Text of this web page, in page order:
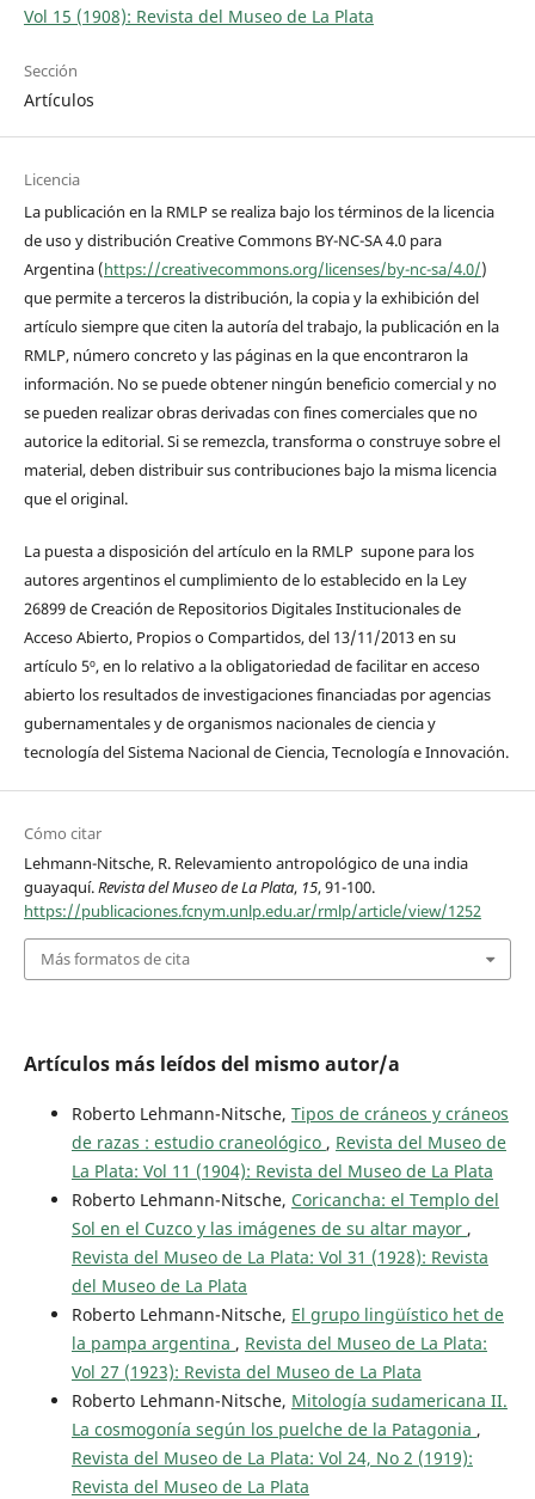
Vol 15 (1908): Revista del Museo de La Plata
Sección
Artículos
Licencia
La publicación en la RMLP se realiza bajo los términos de la licencia
de uso y distribución Creative Commons BY-NC-SA 4.0 para
Argentina (https://creativecommons.org/licenses/by-nc-sa/4.0/)
que permite a terceros la distribución, la copia y la exhibición del
artículo siempre que citen la autoría del trabajo, la publicación en la
RMLP, número concreto y las páginas en la que encontraron la
información. No se puede obtener ningún beneficio comercial y no
se pueden realizar obras derivadas con fines comerciales que no
autorice la editorial. Si se remezcla, transforma o construye sobre el
material, deben distribuir sus contribuciones bajo la misma licencia
que el original.
La puesta a disposición del artículo en la RMLP supone para los
autores argentinos el cumplimiento de lo establecido en la Ley
26899 de Creación de Repositorios Digitales Institucionales de
Acceso Abierto, Propios o Compartidos, del 13/11/2013 en su
artículo 5º, en lo relativo a la obligatoriedad de facilitar en acceso
abierto los resultados de investigaciones financiadas por agencias
gubernamentales y de organismos nacionales de ciencia y
tecnología del Sistema Nacional de Ciencia, Tecnología e Innovación.
Cómo citar
Lehmann-Nitsche, R. Relevamiento antropológico de una india
guayaquí.Revista del Museo de La Plata, 15, 91-100.
https://publicaciones.fcnym.unlp.edu.ar/rmlp/article/view/1252
Más formatos de cita
Artículos más leídos del mismo autor/a
Roberto Lehmann-Nitsche, Tipos de cráneos y cráneos
de razas : estudio craneológico , Revista del Museo de
La Plata: Vol 11 (1904): Revista del Museo de La Plata
Roberto Lehmann-Nitsche, Coricancha: el Templo del
Sol en el Cuzco y las imágenes de su altar mayor ,
Revista del Museo de La Plata: Vol 31 (1928): Revista
del Museo de La Plata
Roberto Lehmann-Nitsche, El grupo lingüístico het de
la pampa argentina , Revista del Museo de La Plata:
Vol 27 (1923): Revista del Museo de La Plata
Roberto Lehmann-Nitsche, Mitología sudamericana II.
La cosmogonía según los puelche de la Patagonia ,
Revista del Museo de La Plata: Vol 24, No 2 (1919):
Revista del Museo de La Plata